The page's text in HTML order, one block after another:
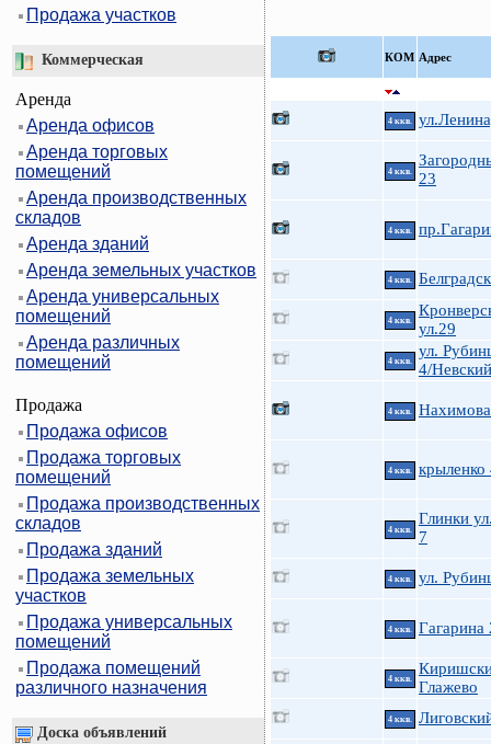
Продажа участков
Коммерческая
Аренда
Аренда офисов
Аренда торговых
помещений
Аренда производственных
складов
Аренда зданий
Аренда земельных участков
Аренда универсальных
помещений
Аренда различных
помещений
Продажа
Продажа офисов
Продажа торговых
помещений
Продажа производственных
складов
Продажа зданий
Продажа земельных
участков
Продажа универсальных
помещений
Продажа помещений
различного назначения
Доска объявлений
КOМ Адрес
4 ккв.
4 ккв.
23
4 ккв.
4 ккв.
4 ккв.
ул.29
4 ккв.
ул.
4/
4 ккв.
4 ккв. крыленко
4 ккв.
Глинки
7
4 ккв. ул.
4 ккв. Гагарина
4 ккв.
Глажево
4 ккв.